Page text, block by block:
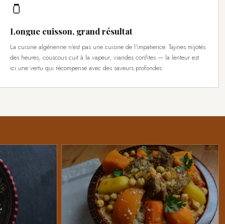
🫙
Longue cuisson, grand résultat
La cuisine algérienne n'est pas une cuisine de l'impatience. Tajines mijotés
des heures, couscous cuit à la vapeur, viandes confites — la lenteur est
ici une vertu qui récompense avec des saveurs profondes.